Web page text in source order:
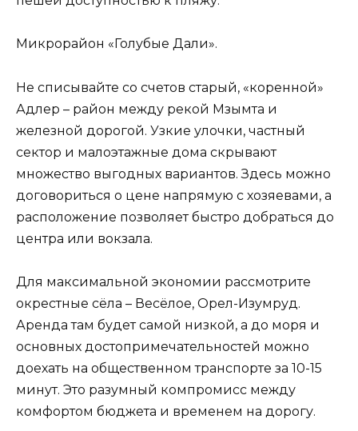
Микрорайон «Голубые Дали».
Не списывайте со счетов старый, «коренной»
Адлер – район между рекой Мзымта и
железной дорогой. Узкие улочки, частный
сектор и малоэтажные дома скрывают
множество выгодных вариантов. Здесь можно
договориться о цене напрямую с хозяевами, а
расположение позволяет быстро добраться до
центра или вокзала.
Для максимальной экономии рассмотрите
окрестные сёла – Весёлое, Орел-Изумруд.
Аренда там будет самой низкой, а до моря и
основных достопримечательностей можно
доехать на общественном транспорте за 10-15
минут. Это разумный компромисс между
комфортом бюджета и временем на дорогу.